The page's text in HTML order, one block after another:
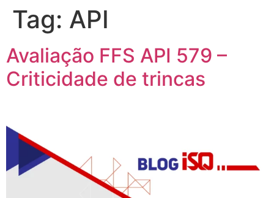
Tag: API
Avaliação FFS API 579 –
Criticidade de trincas